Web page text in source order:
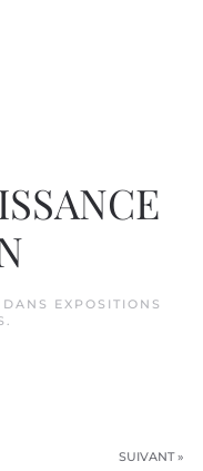
EXPOSITIONS
.
SUIVANT »